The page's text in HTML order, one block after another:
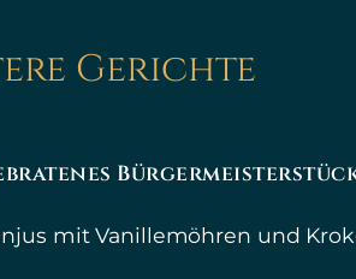
Gerichte
mit Vanillemöhren und